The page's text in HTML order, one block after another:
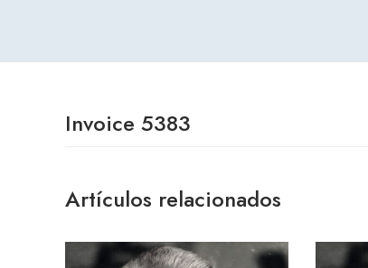
Invoice 5383
Artículos relacionados